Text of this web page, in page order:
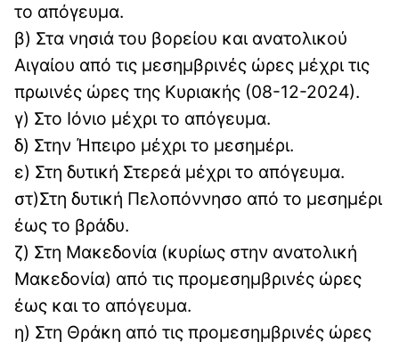
το απόγευμα.
β) Στα νησιά του βορείου και ανατολικού
Αιγαίου από τις μεσημβρινές ώρες μέχρι τις
πρωινές ώρες της Κυριακής (08-12-2024).
γ) Στο Ιόνιο μέχρι το απόγευμα.
δ) Στην Ήπειρο μέχρι το μεσημέρι.
ε) Στη δυτική Στερεά μέχρι το απόγευμα.
στ)Στη δυτική Πελοπόννησο από το μεσημέρι
έως το βράδυ.
ζ) Στη Μακεδονία (κυρίως στην ανατολική
Μακεδονία) από τις προμεσημβρινές ώρες
έως και το απόγευμα.
η) Στη Θράκη από τις προμεσημβρινές ώρες